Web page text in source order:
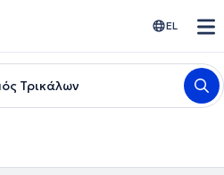
EL
Τρικάλων